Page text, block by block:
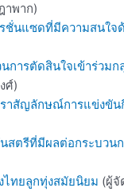
าพาก)
รชั่นแซดที่มีความสนใจ
การตัดสินใจเข้าร่วม
ศ์)
าสัญลักษณ์การแข่งขัน
สตรีที่มีผลต่อกระบวน
ไทยลูกทุ่งสมัยนิยม (ผู้